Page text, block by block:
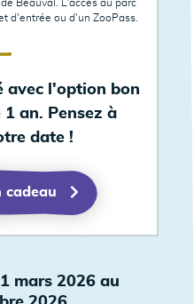
Beauval. L'accès au parc
d'entrée ou d'un ZooPass.
avec l'option bon
an. Pensez à
date !
cadeau
mars 2026 au